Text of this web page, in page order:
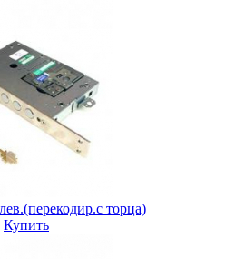
торца)
Купить